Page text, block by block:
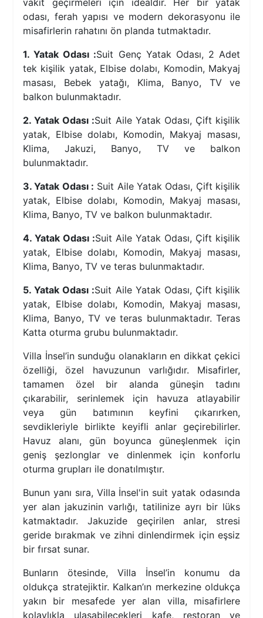
vakit geçirmeleri için idealdir. Her bir yatak
odası, ferah yapısı ve modern dekorasyonu ile
misafirlerin rahatını ön planda tutmaktadır.
1. Yatak Odası :Suit Genç Yatak Odası, 2 Adet
tek kişilik yatak, Elbise dolabı, Komodin, Makyaj
masası, Bebek yatağı, Klima, Banyo, TV ve
balkon bulunmaktadır.
2. Yatak Odası :Suit Aile Yatak Odası, Çift kişilik
yatak, Elbise dolabı, Komodin, Makyaj masası,
Klima, Jakuzi, Banyo, TV ve balkon
bulunmaktadır.
3. Yatak Odası : Suit Aile Yatak Odası, Çift kişilik
yatak, Elbise dolabı, Komodin, Makyaj masası,
Klima, Banyo, TV ve balkon bulunmaktadır.
4. Yatak Odası :Suit Aile Yatak Odası, Çift kişilik
yatak, Elbise dolabı, Komodin, Makyaj masası,
Klima, Banyo, TV ve teras bulunmaktadır.
5. Yatak Odası :Suit Aile Yatak Odası, Çift kişilik
yatak, Elbise dolabı, Komodin, Makyaj masası,
Klima, Banyo, TV ve teras bulunmaktadır. Teras
Katta oturma grubu bulunmaktadır.
Villa İnsel’in sunduğu olanakların en dikkat çekici
özelliği, özel havuzunun varlığıdır. Misafirler,
tamamen özel bir alanda güneşin tadını
çıkarabilir, serinlemek için havuza atlayabilir
veya gün batımının keyfini çıkarırken,
sevdikleriyle birlikte keyifli anlar geçirebilirler.
Havuz alanı, gün boyunca güneşlenmek için
geniş şezlonglar ve dinlenmek için konforlu
oturma grupları ile donatılmıştır.
Bunun yanı sıra, Villa İnsel'in suit yatak odasında
yer alan jakuzinin varlığı, tatilinize ayrı bir lüks
katmaktadır. Jakuzide geçirilen anlar, stresi
geride bırakmak ve zihni dinlendirmek için eşsiz
bir fırsat sunar.
Bunların ötesinde, Villa İnsel’in konumu da
oldukça stratejiktir. Kalkan’ın merkezine oldukça
yakın bir mesafede yer alan villa, misafirlere
kolaylıkla ulaşabilecekleri kafe, restoran ve